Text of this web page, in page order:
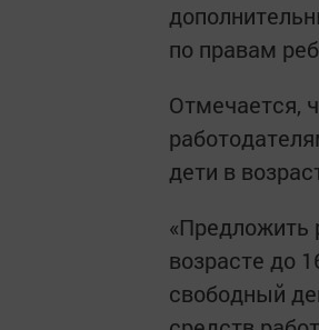
по правам
Отмечается,
дети в
возрасте до
свободный